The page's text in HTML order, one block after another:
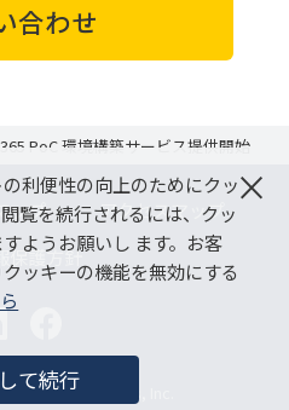
合わせ
PoC 環境構築サービス提供開始
ップ
アクセスマップ
保護方針
Business Systems, Inc.
利便性の向上のためにクッ
覧を続行されるには、クッ
ようお願いし ます。お客
ッキーの機能を無効にする
て続行
×